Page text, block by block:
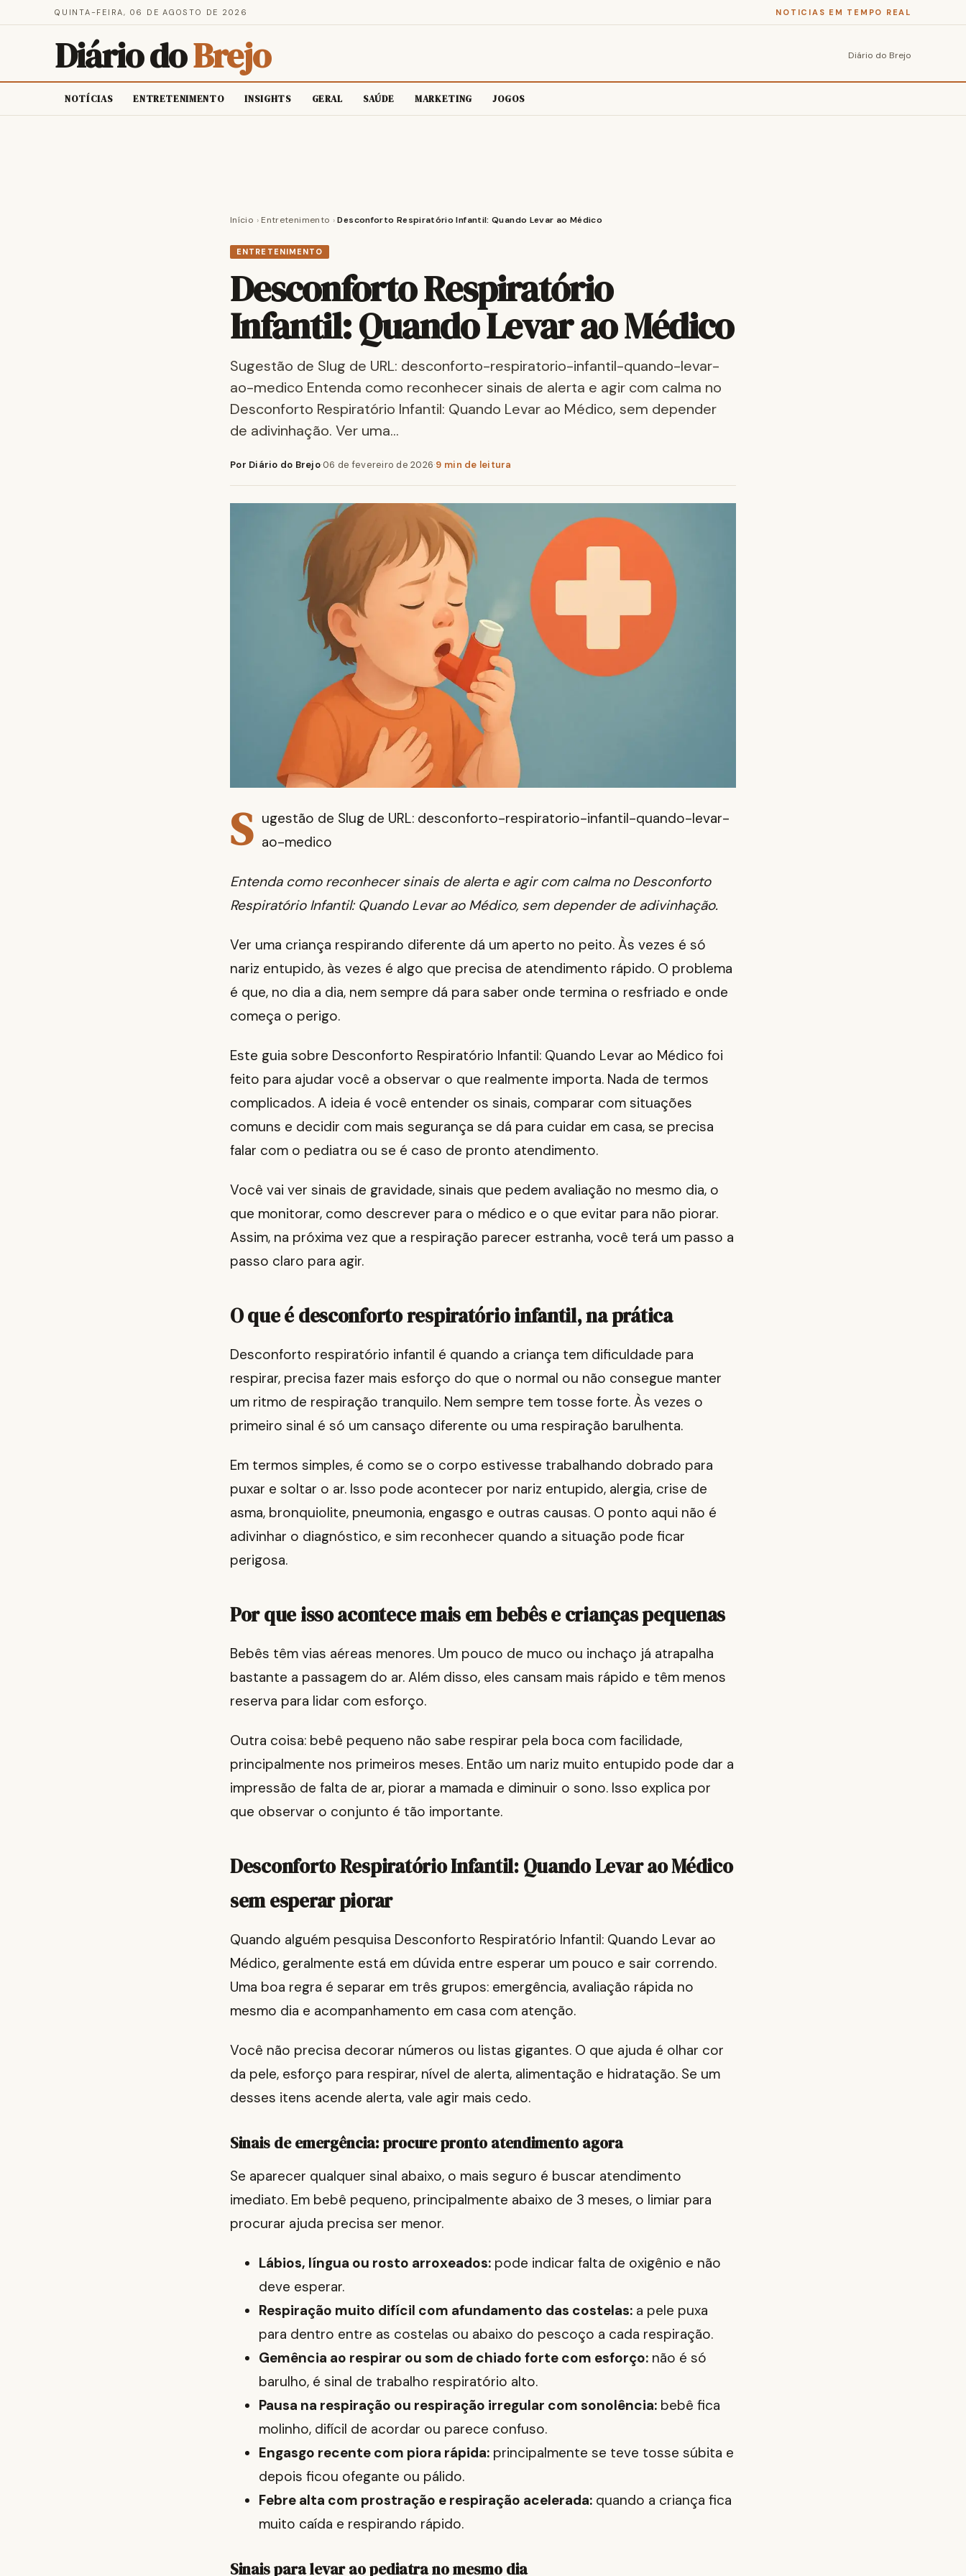
QUINTA-FEIRA, 06 DE AGOSTO DE 2026 NOTICIAS EM TEMPO REAL
Diário doBrejo Diário do Brejo
NOTÍCIAS ENTRETENIMENTO INSIGHTS GERAL SAÚDE MARKETING JOGOS
Início › Entretenimento › Desconforto Respiratório Infantil: Quando Levar ao Médico
ENTRETENIMENTO
Desconforto Respiratório
Infantil: Quando Levar ao Médico
Sugestão de Slug de URL: desconforto-respiratorio-infantil-quando-levar-
ao-medico Entenda como reconhecer sinais de alerta e agir com calma no
Desconforto Respiratório Infantil: Quando Levar ao Médico, sem depender
de adivinhação. Ver uma…
Por Diário do Brejo·06 de fevereiro de 2026·9 min de leitura
S ugestão de Slug de URL: desconforto-respiratorio-infantil-quando-levar-
ao-medico
Entenda como reconhecer sinais de alerta e agir com calma no Desconforto
Respiratório Infantil: Quando Levar ao Médico, sem depender de adivinhação.
Ver uma criança respirando diferente dá um aperto no peito. Às vezes é só
nariz entupido, às vezes é algo que precisa de atendimento rápido. O problema
é que, no dia a dia, nem sempre dá para saber onde termina o resfriado e onde
começa o perigo.
Este guia sobre Desconforto Respiratório Infantil: Quando Levar ao Médico foi
feito para ajudar você a observar o que realmente importa. Nada de termos
complicados. A ideia é você entender os sinais, comparar com situações
comuns e decidir com mais segurança se dá para cuidar em casa, se precisa
falar com o pediatra ou se é caso de pronto atendimento.
Você vai ver sinais de gravidade, sinais que pedem avaliação no mesmo dia, o
que monitorar, como descrever para o médico e o que evitar para não piorar.
Assim, na próxima vez que a respiração parecer estranha, você terá um passo a
passo claro para agir.
O que é desconforto respiratório infantil, na prática
Desconforto respiratório infantil é quando a criança tem dificuldade para
respirar, precisa fazer mais esforço do que o normal ou não consegue manter
um ritmo de respiração tranquilo. Nem sempre tem tosse forte. Às vezes o
primeiro sinal é só um cansaço diferente ou uma respiração barulhenta.
Em termos simples, é como se o corpo estivesse trabalhando dobrado para
puxar e soltar o ar. Isso pode acontecer por nariz entupido, alergia, crise de
asma, bronquiolite, pneumonia, engasgo e outras causas. O ponto aqui não é
adivinhar o diagnóstico, e sim reconhecer quando a situação pode ficar
perigosa.
Por que isso acontece mais em bebês e crianças pequenas
Bebês têm vias aéreas menores. Um pouco de muco ou inchaço já atrapalha
bastante a passagem do ar. Além disso, eles cansam mais rápido e têm menos
reserva para lidar com esforço.
Outra coisa: bebê pequeno não sabe respirar pela boca com facilidade,
principalmente nos primeiros meses. Então um nariz muito entupido pode dar a
impressão de falta de ar, piorar a mamada e diminuir o sono. Isso explica por
que observar o conjunto é tão importante.
Desconforto Respiratório Infantil: Quando Levar ao Médico
sem esperar piorar
Quando alguém pesquisa Desconforto Respiratório Infantil: Quando Levar ao
Médico, geralmente está em dúvida entre esperar um pouco e sair correndo.
Uma boa regra é separar em três grupos: emergência, avaliação rápida no
mesmo dia e acompanhamento em casa com atenção.
Você não precisa decorar números ou listas gigantes. O que ajuda é olhar cor
da pele, esforço para respirar, nível de alerta, alimentação e hidratação. Se um
desses itens acende alerta, vale agir mais cedo.
Sinais de emergência: procure pronto atendimento agora
Se aparecer qualquer sinal abaixo, o mais seguro é buscar atendimento
imediato. Em bebê pequeno, principalmente abaixo de 3 meses, o limiar para
procurar ajuda precisa ser menor.
Lábios, língua ou rosto arroxeados: pode indicar falta de oxigênio e não
deve esperar.
Respiração muito difícil com afundamento das costelas: a pele puxa
para dentro entre as costelas ou abaixo do pescoço a cada respiração.
Gemência ao respirar ou som de chiado forte com esforço: não é só
barulho, é sinal de trabalho respiratório alto.
Pausa na respiração ou respiração irregular com sonolência: bebê fica
molinho, difícil de acordar ou parece confuso.
Engasgo recente com piora rápida: principalmente se teve tosse súbita e
depois ficou ofegante ou pálido.
Febre alta com prostração e respiração acelerada: quando a criança fica
muito caída e respirando rápido.
Sinais para levar ao pediatra no mesmo dia